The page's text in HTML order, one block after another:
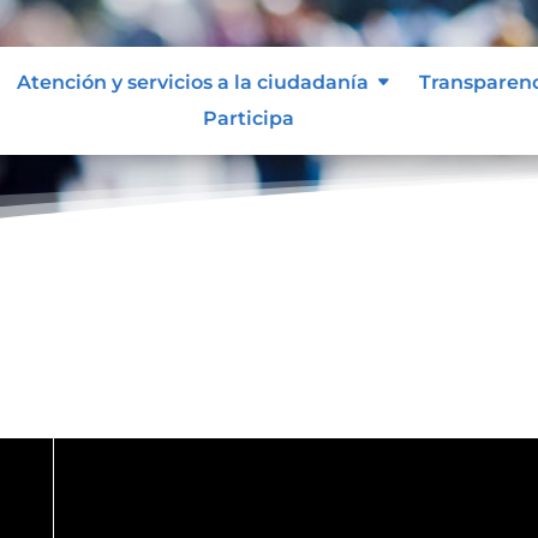
Atención y servicios a la ciudadanía
Participa